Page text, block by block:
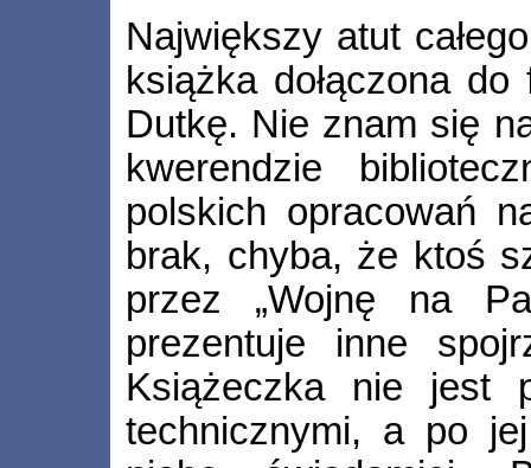
Największy atut
książka dołączona
Dutkę. Nie znam się
kwerendzie
polskich opracowań
brak, chyba, że ktoś
przez „Wojnę na
prezentuje inne
Książeczka nie jest
technicznymi, a po